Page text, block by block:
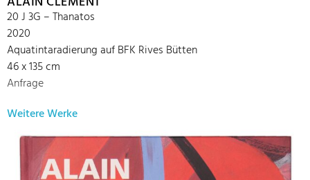
20 J 3G – Thanatos
2020
Aquatintaradierung auf BFK Rives Bütten
46 x 135 cm
Anfrage
Weitere Werke